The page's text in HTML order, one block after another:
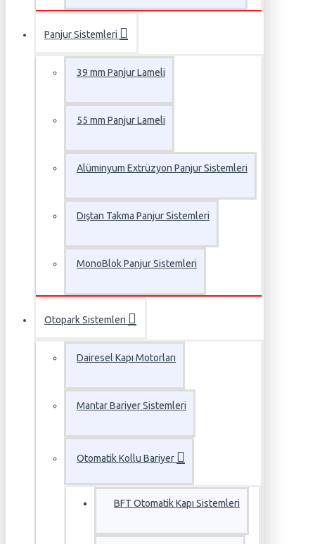
Panjur Sistemleri
39 mm Panjur Lameli
55 mm Panjur Lameli
Alüminyum Extrüzyon Panjur Sistemleri
Dıştan Takma Panjur Sistemleri
MonoBlok Panjur Sistemleri
Otopark Sistemleri
Dairesel Kapı Motorları
Mantar Bariyer Sistemleri
Otomatik Kollu Bariyer
BFT Otomatik Kapı Sistemleri